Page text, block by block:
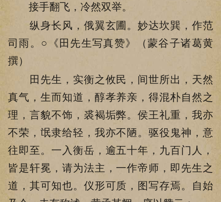
接手翻飞，冷然双举。
纵身长风，俄翼玄圃。妙达坎巽，作范
司雨。○《田先生写真赞》（蒙谷子诸葛黄
撰）
田先生，实衡之攸民，间世所出，天然
真气，生而知道，醇孝养亲，得混朴自然之
理，言貌不饰，裘褐垢弊。侯王礼重，我亦
不荣，氓隶给轻，我亦不陋。驱役鬼神，意
往即至。一入衡岳，逾五十年，九百门人，
皆是轩冕，请为法主，一作帝师，即先生之
道，其可知也。仪形可质，图写存焉。自始